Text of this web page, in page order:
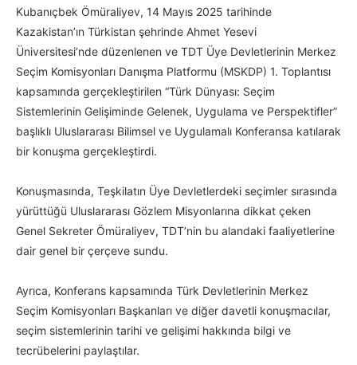
Kubanıçbek Ömüraliyev, 14 Mayıs 2025 tarihinde
Kazakistan’ın Türkistan şehrinde Ahmet Yesevi
Üniversitesi’nde düzenlenen ve TDT Üye Devletlerinin Merkez
Seçim Komisyonları Danışma Platformu (MSKDP) 1. Toplantısı
kapsamında gerçekleştirilen “Türk Dünyası: Seçim
Sistemlerinin Gelişiminde Gelenek, Uygulama ve Perspektifler”
başlıklı Uluslararası Bilimsel ve Uygulamalı Konferansa katılarak
bir konuşma gerçekleştirdi.
Konuşmasında, Teşkilatın Üye Devletlerdeki seçimler sırasında
yürüttüğü Uluslararası Gözlem Misyonlarına dikkat çeken
Genel Sekreter Ömüraliyev, TDT’nin bu alandaki faaliyetlerine
dair genel bir çerçeve sundu.
Ayrıca, Konferans kapsamında Türk Devletlerinin Merkez
Seçim Komisyonları Başkanları ve diğer davetli konuşmacılar,
seçim sistemlerinin tarihi ve gelişimi hakkında bilgi ve
tecrübelerini paylaştılar.